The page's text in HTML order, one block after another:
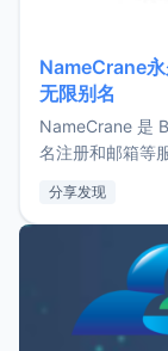
NameCrane
无限别名
NameCrane 是
名注册和邮箱等
又实惠的域名邮
分享发现